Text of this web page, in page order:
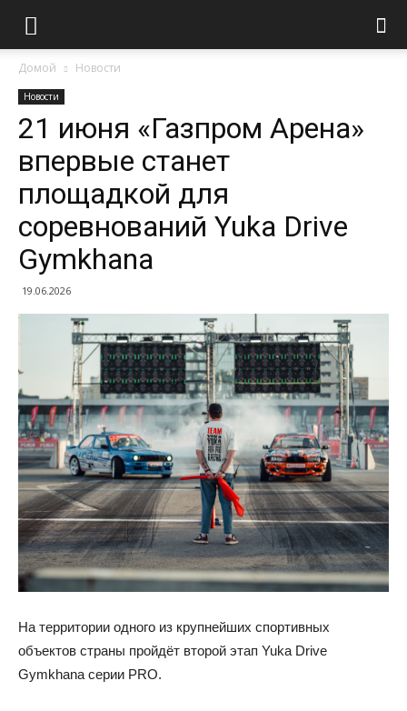
Домой Новости
Новости
21 июня «Газпром Арена»
впервые станет
площадкой для
соревнований Yuka Drive
Gymkhana
19.06.2026
На территории одного из крупнейших спортивных
объектов страны пройдёт второй этап Yuka Drive
Gymkhana серии PRO.